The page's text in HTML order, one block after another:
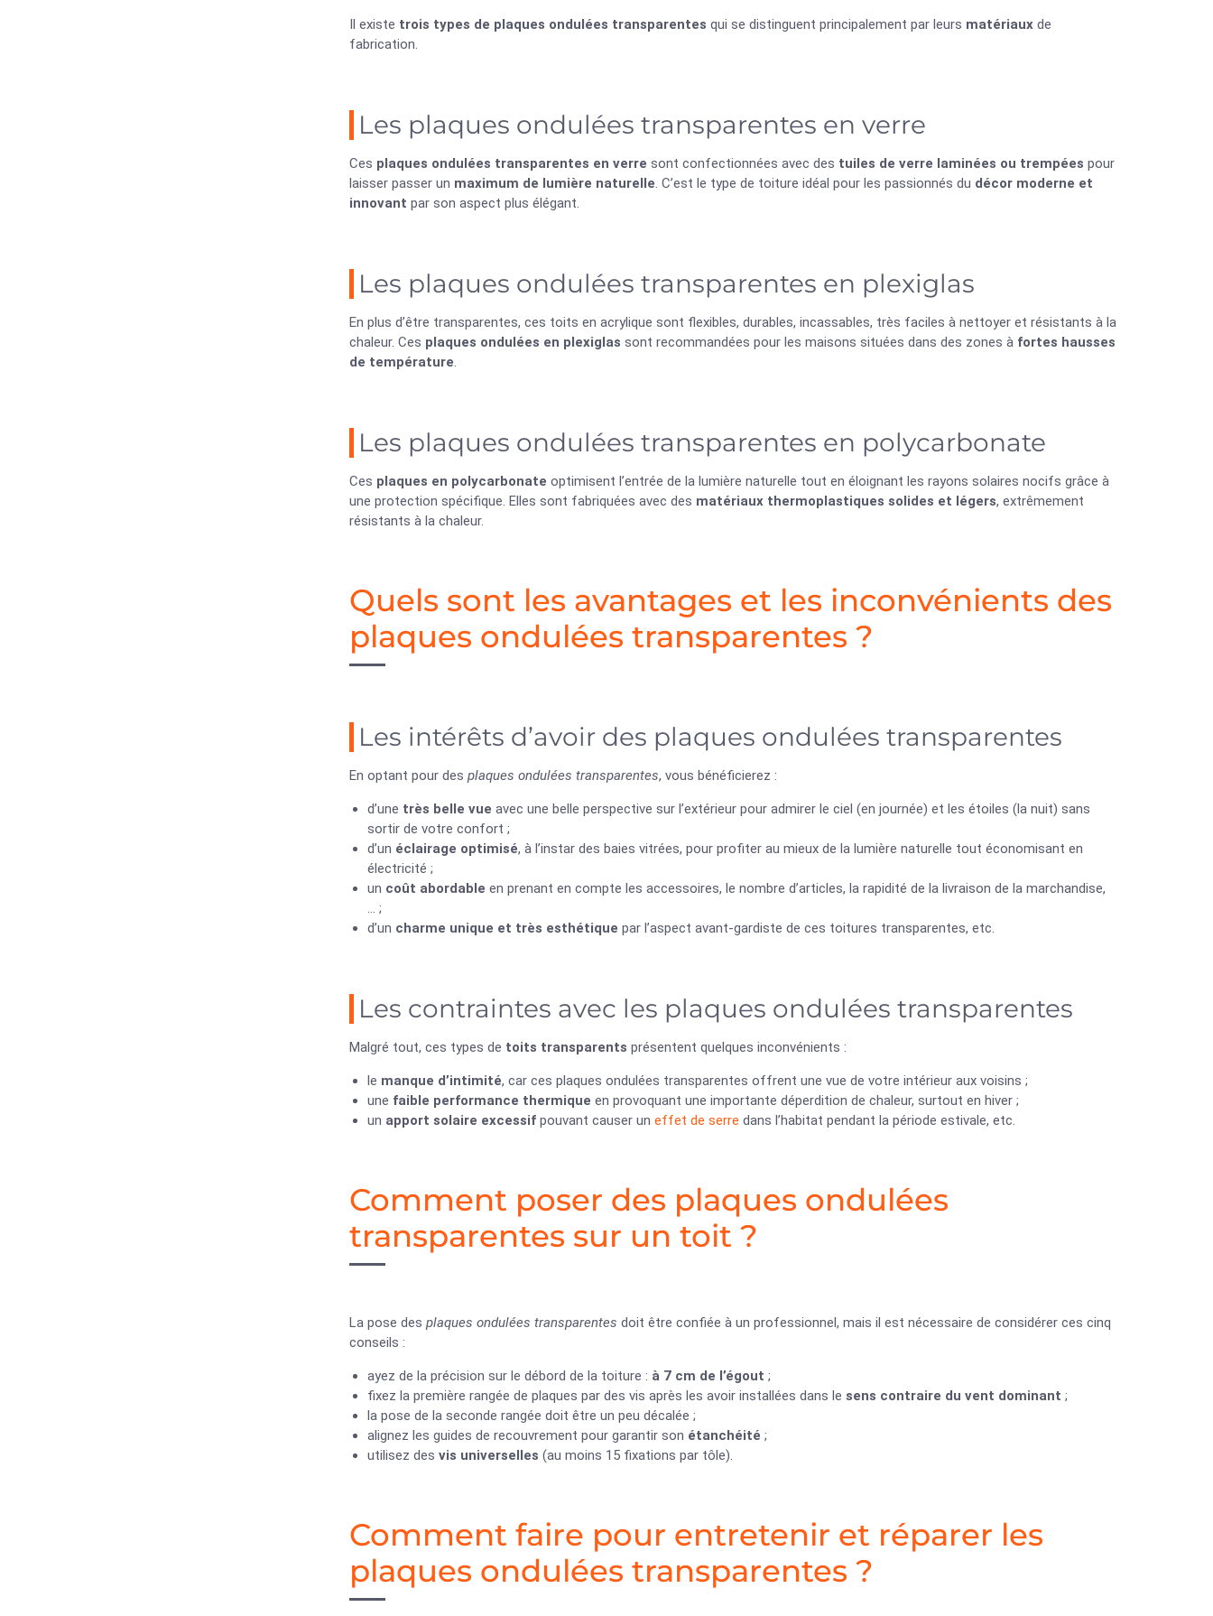
Il existe trois types de plaques ondulées transparentes qui se distinguent principalement par leurs matériaux de
fabrication.
Les plaques ondulées transparentes en verre
Ces plaques ondulées transparentes en verre sont confectionnées avec des tuiles de verre laminées ou trempées pour
laisser passer un maximum de lumière naturelle . C’est le type de toiture idéal pour les passionnés du décor moderne et
innovant par son aspect plus élégant.
Les plaques ondulées transparentes en plexiglas
En plus d’être transparentes, ces toits en acrylique sont flexibles, durables, incassables, très faciles à nettoyer et résistants à la
chaleur. Ces plaques ondulées en plexiglas sont recommandées pour les maisons situées dans des zones à fortes hausses
de température
Les plaques ondulées transparentes en polycarbonate
Ces plaques en polycarbonate optimisent l’entrée de la lumière naturelle tout en éloignant les rayons solaires nocifs grâce à
une protection spécifique. Elles sont fabriquées avec des matériaux thermoplastiques solides et légers, extrêmement
résistants à la chaleur.
Quels sont les avantages et les inconvénients des
plaques ondulées transparentes ?
Les intérêts d’avoir des plaques ondulées transparentes
En optant pour des plaques ondulées transparentes, vous bénéficierez :
d’une très belle vue avec une belle perspective sur l’extérieur pour admirer le ciel (en journée) et les étoiles (la nuit) sans
sortir de votre confort ;
d’un éclairage optimisé, à l’instar des baies vitrées, pour profiter au mieux de la lumière naturelle tout économisant en
électricité ;
un coût abordable en prenant en compte les accessoires, le nombre d’articles, la rapidité de la livraison de la marchandise,
… ;
d’un charme unique et très esthétique par l’aspect avant-gardiste de ces toitures transparentes, etc.
Les contraintes avec les plaques ondulées transparentes
Malgré tout, ces types de toits transparents présentent quelques inconvénients :
le manque d’intimité, car ces plaques ondulées transparentes offrent une vue de votre intérieur aux voisins ;
une faible performance thermique en provoquant une importante déperdition de chaleur, surtout en hiver ;
un apport solaire excessif pouvant causer un effet de serre dans l’habitat pendant la période estivale, etc.
Comment poser des plaques ondulées
transparentes sur un toit ?
La pose des plaques ondulées transparentes doit être confiée à un professionnel, mais il est nécessaire de considérer ces cinq
conseils :
ayez de la précision sur le débord de la toiture : à 7 cm de l’égout ;
fixez la première rangée de plaques par des vis après les avoir installées dans le sens contraire du vent dominant ;
la pose de la seconde rangée doit être un peu décalée ;
alignez les guides de recouvrement pour garantir son étanchéité ;
utilisez des vis universelles (au moins 15 fixations par tôle).
Comment faire pour entretenir et réparer les
plaques ondulées transparentes ?